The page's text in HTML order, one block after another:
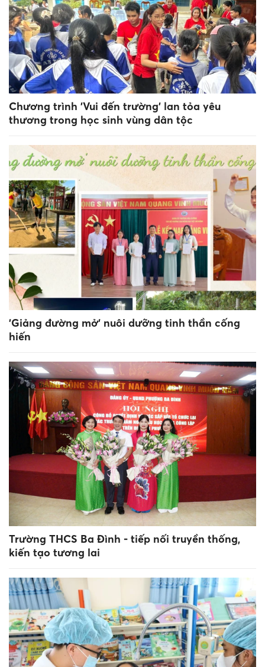
Chương trình 'Vui đến trường' lan tỏa yêu
thương trong học sinh vùng dân tộc
'Giảng đường mở' nuôi dưỡng tinh thần cống
hiến
Trường THCS Ba Đình - tiếp nối truyền thống,
kiến tạo tương lai